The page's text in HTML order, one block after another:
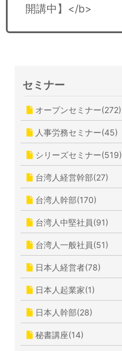
開講中】</b>
セミナー
オープンセミナー(272)
人事労務セミナー(45)
シリーズセミナー(519)
台湾人経営幹部(27)
台湾人幹部(170)
台湾人中堅社員(91)
台湾人一般社員(51)
日本人経営者(78)
日本人起業家(1)
日本人幹部(28)
秘書講座(14)